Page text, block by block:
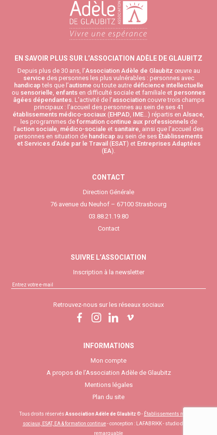
EN SAVOIR PLUS SUR L’ASSOCIATION ADÈLE DE GLAUBITZ
Depuis plus de 30 ans, l’Association Adèle de Glaubitz œuvre au
service des personnes les plus vulnérables : personnes avec
handicap tels que l’autisme ou toute autredéficience intellectuelle
ou sensorielle, enfants en difficulté sociale et familiale et personnes
âgées dépendantes. L’activité de l’associationcouvre trois champs
principaux : l’accueil des personnes au sein de ses 41
établissements médico-sociaux (EHPAD, IME…) répartis en Alsace,
les programmes de formation continue aux professionnelsde
l’action sociale, médico-sociale et sanitaire, ainsi que l’accueil des
personnes en situation de handicap au sein de ses Établissements
et Services d’Aide par le Travail (ESAT) et Entreprises Adaptées
(EA).
CONTACT
Direction Générale
76 avenue du Neuhof – 67100 Strasbourg
03.88.21.19.80
Contact
SUIVRE L’ASSOCIATION
Inscription à la newsletter
Retrouvez-nous sur les réseaux sociaux
INFORMATIONS
Mon compte
A propos de l’Association Adèle de Glaubitz
Mentions légales
Plan du site
Tous droits réservés Association Adèle de Glaubitz © - Établissements médico-
sociaux, ESAT, EA & formation continue- conception :
LAFABRIKK - studio digital
remarquable